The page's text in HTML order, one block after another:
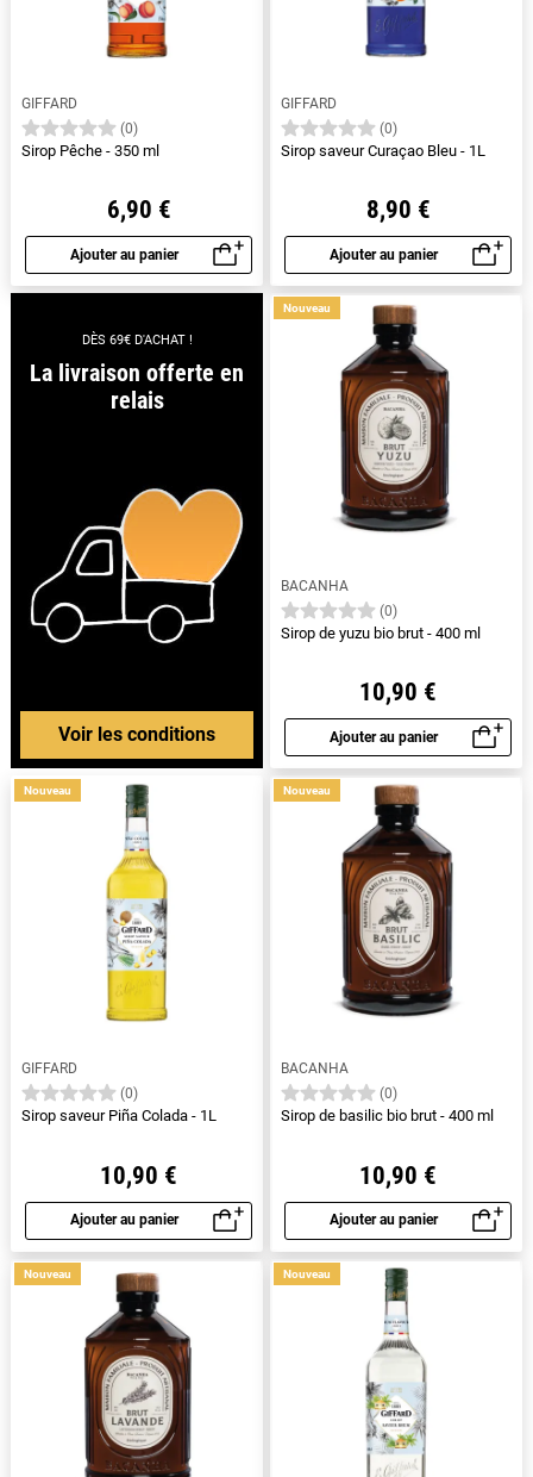
GIFFARD
(0)
Sirop Pêche - 350 ml
6,90 €
Ajouter au panier
Aperçu rapide
GIFFARD
(0)
Sirop saveur Curaçao Bleu - 1L
8,90 €
Ajouter au panier
Aperçu rapide
DÈS 69€ D'ACHAT !
La livraison offerte en
relais
Voir les conditions
BACANHA
(0)
Sirop de yuzu bio brut - 400 ml
10,90 €
Ajouter au panier
Aperçu rapide
Nouveau
GIFFARD
(0)
Sirop saveur Piña Colada - 1L
10,90 €
Ajouter au panier
Aperçu rapide
Nouveau
BACANHA
(0)
Sirop de basilic bio brut - 400 ml
10,90 €
Ajouter au panier
Aperçu rapide
Nouveau
Nouveau Nouveau